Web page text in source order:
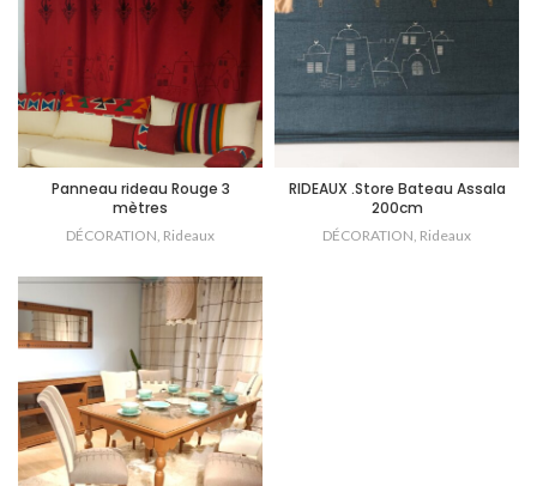
Panneau rideau Rouge 3
mètres
DÉCORATION, Rideaux
RIDEAUX .Store Bateau Assala
200cm
DÉCORATION, Rideaux